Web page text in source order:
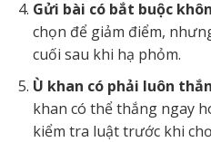
Gửi bài có bắt buộc
chọn để giảm điểm,
cuối sau khi hạ phỏm.
Ù khan có phải luôn
khan có thể thắng ngay
kiểm tra luật trước khi